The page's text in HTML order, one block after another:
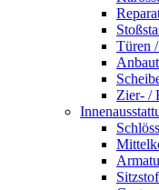
Türen
Zier- /